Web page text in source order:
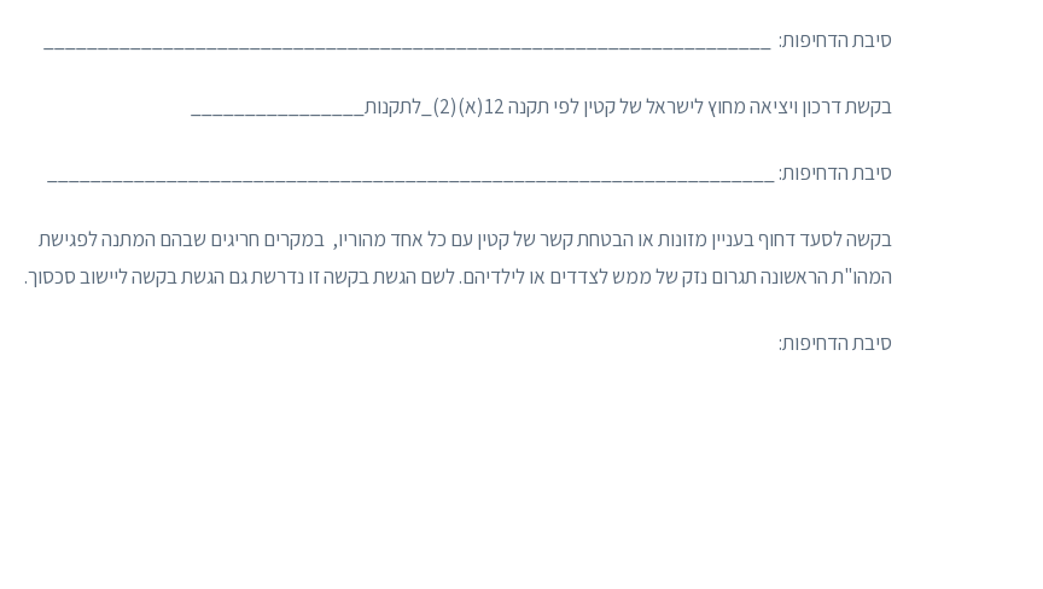
סיבת הדחיפות: ___________________________________________________________________
בקשת דרכון ויציאה מחוץ לישראל של קטין לפי תקנה 12(א)(2)_לתקנות________________
סיבת הדחיפות: ___________________________________________________________________
בקשה לסעד דחוף בעניין מזונות או הבטחת קשר של קטין עם כל אחד מהוריו, במקרים חריגים שבהם המתנה לפגישת
המהו"ת הראשונה תגרום נזק של ממש לצדדים או לילדיהם. לשם הגשת בקשה זו נדרשת גם הגשת בקשה ליישוב סכסוך.
סיבת הדחיפות: